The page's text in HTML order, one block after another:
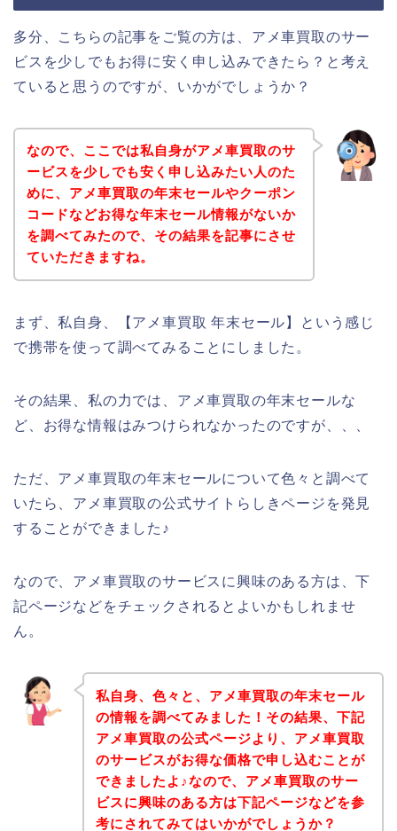
多分、こちらの記事をご覧の方は、アメ車買取のサー
ビスを少しでもお得に安く申し込みできたら？と考え
ていると思うのですが、いかがでしょうか？
なので、ここでは私自身がアメ車買取のサ
ービスを少しでも安く申し込みたい人のた
めに、アメ車買取の年末セールやクーポン
コードなどお得な年末セール情報がないか
を調べてみたので、その結果を記事にさせ
ていただきますね。
まず、私自身、【アメ車買取 年末セール】という感じ
で携帯を使って調べてみることにしました。
その結果、私の力では、アメ車買取の年末セールな
ど、お得な情報はみつけられなかったのですが、、、
ただ、アメ車買取の年末セールについて色々と調べて
いたら、アメ車買取の公式サイトらしきページを発見
することができました♪
なので、アメ車買取のサービスに興味のある方は、下
記ページなどをチェックされるとよいかもしれませ
ん。
私自身、色々と、アメ車買取の年末セール
の情報を調べてみました！その結果、下記
アメ車買取の公式ページより、アメ車買取
のサービスがお得な価格で申し込むことが
できましたよ♪なので、アメ車買取のサー
ビスに興味のある方は下記ページなどを参
考にされてみてはいかがでしょうか？